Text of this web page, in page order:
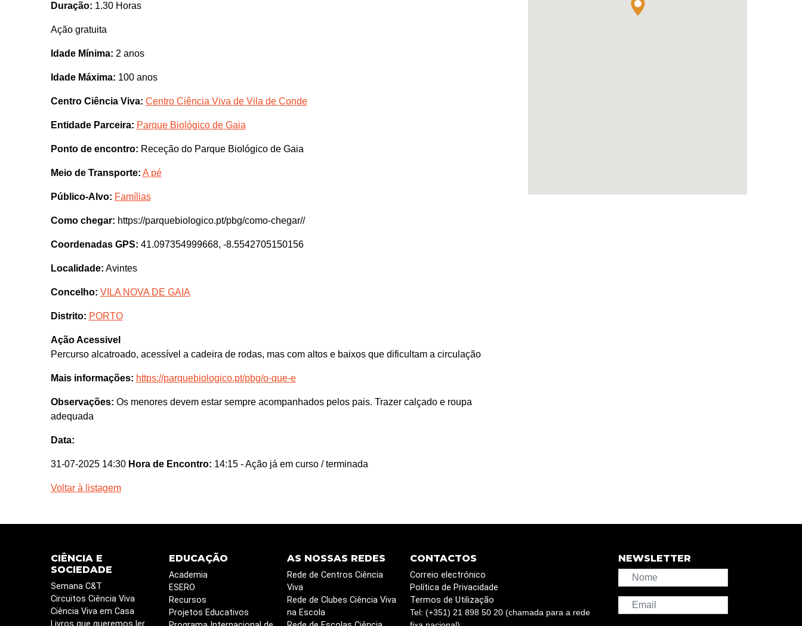
Duração: 1.30 Horas
Ação gratuita
Idade Mínima: 2 anos
Idade Máxima: 100 anos
Centro Ciência Viva: Centro Ciência Viva de Vila de Conde
Entidade Parceira: Parque Biológico de Gaia
Ponto de encontro: Receção do Parque Biológico de Gaia
Meio de Transporte: A pé
Público-Alvo: Famílias
Como chegar: https://parquebiologico.pt/pbg/como-chegar//
Coordenadas GPS: 41.097354999668, -8.5542705150156
Localidade: Avintes
Concelho: VILA NOVA DE GAIA
Distrito: PORTO
Ação Acessivel
Percurso alcatroado, acessível a cadeira de rodas, mas com altos e baixos que dificultam a circulação
Mais informações: https://parquebiologico.pt/pbg/o-que-e
Observações: Os menores devem estar sempre acompanhados pelos pais. Trazer calçado e roupa
adequada
Data:
31-07-2025 14:30 Hora de Encontro: 14:15 - Ação já em curso / terminada
Voltar à listagem
CIÊNCIA E
SOCIEDADE
Semana C&T
Circuitos Ciência Viva
Ciência Viva em Casa
EDUCAÇÃO
Academia
ESERO
Recursos
Projetos Educativos
AS NOSSAS REDES
Rede de Centros Ciência
Viva
Rede de Clubes Ciência Viva
na Escola
CONTACTOS
Correio electrónico
Política de Privacidade
Termos de Utilização
Tel: (+351) 21 898 50 20 (chamada para a rede
NEWSLETTER